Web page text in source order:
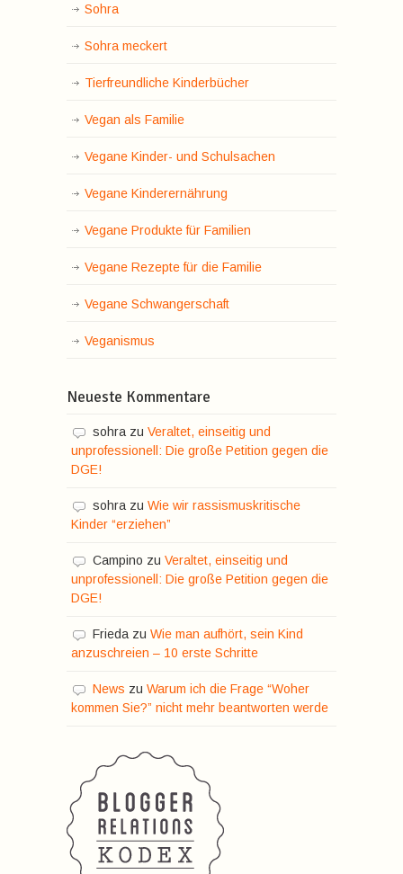
Sohra
Sohra meckert
Tierfreundliche Kinderbücher
Vegan als Familie
Vegane Kinder- und Schulsachen
Vegane Kinderernährung
Vegane Produkte für Familien
Vegane Rezepte für die Familie
Vegane Schwangerschaft
Veganismus
Neueste Kommentare
sohra zu Veraltet, einseitig und
unprofessionell: Die große Petition gegen die
DGE!
sohra zu Wie wir rassismuskritische
Kinder “erziehen”
Campino zu Veraltet, einseitig und
unprofessionell: Die große Petition gegen die
DGE!
Frieda zu Wie man aufhört, sein Kind
anzuschreien – 10 erste Schritte
News zu Warum ich die Frage “Woher
kommen Sie?” nicht mehr beantworten werde